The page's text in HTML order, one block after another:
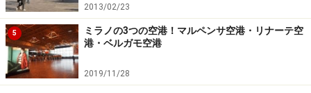
2013/02/23
5
ミラノの3つの空港！マルペンサ空港・リナーテ空
港・ベルガモ空港
2019/11/28